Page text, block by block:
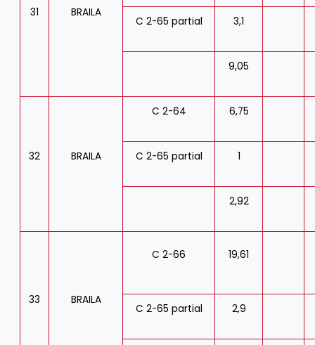
31 BRAILA
C 2-65 partial 3,1
9,05
32 BRAILA
C 2-64 6,75
C 2-65 partial 1
2,92
33 BRAILA
C 2-66 19,61
C 2-65 partial 2,9